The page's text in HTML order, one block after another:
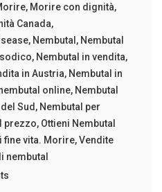
, Morire con dignità,
Canada,
, Nembutal , Nembutal
, Nembutal in vendita,
in Austria, Nembutal in
online, Nembutal
Sud , Nembutal per
prezzo, Ottieni Nembutal
fine vita. Morire,Vendite
nembutal